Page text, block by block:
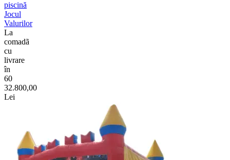
piscină
Jocul
Valurilor
La
comadã
cu
livrare
în
60
32.800,00
Lei